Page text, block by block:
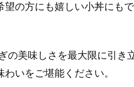
望の方にも嬉しい小丼にも
の美味しさを最大限に引き
いをご堪能ください。